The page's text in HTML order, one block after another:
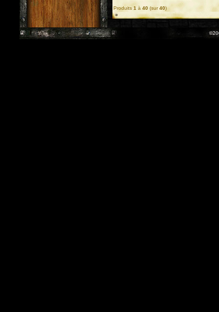
Produits1 à 40 (sur40)